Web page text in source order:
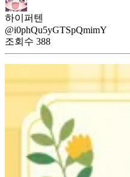
하이퍼텐
@i0phQu5yGTSpQmimY
조회수 388